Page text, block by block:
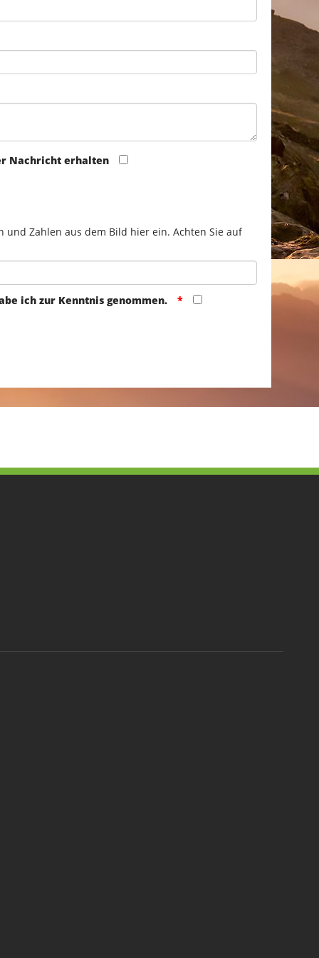
Nachricht erhalten
und Zahlen aus dem Bild hier ein. Achten Sie auf
ich zur Kenntnis genommen.